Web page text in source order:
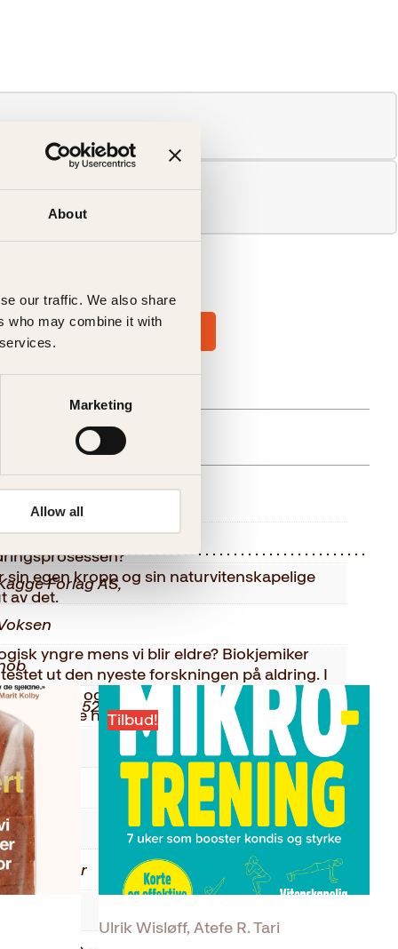
About
our traffic. We also share
who may combine it with
Marketing
Allow all
sin egen kropp og sin naturvitenskapelige
av det.
yngre mens vi blir eldre? Biokjemiker
ut den nyeste forskningen på aldring. I
metoder, og tester viser at kroppen hennes
gjorde hun? Det får du svar på i boka
Forlag AS,
Tilbud!
Ulrik Wisløff, Atefe R. Tari